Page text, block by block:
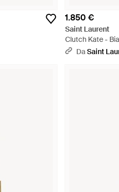
1.850 €
Saint Laurent
Clutch Kate -
DaSaint